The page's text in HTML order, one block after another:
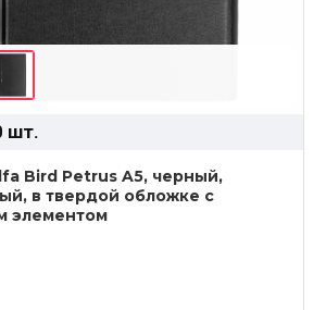
шт.
Bird Petrus A5, черный,
в твердой обложке с
элементом